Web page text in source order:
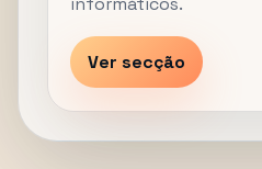
Ver secção